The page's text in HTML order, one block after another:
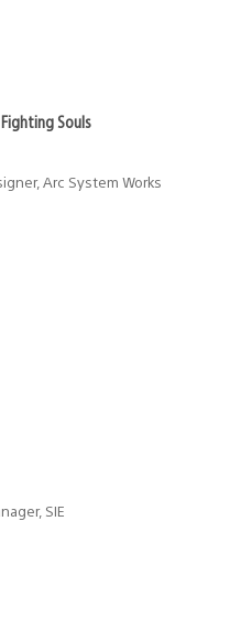
Souls
Arc System Works
SIE